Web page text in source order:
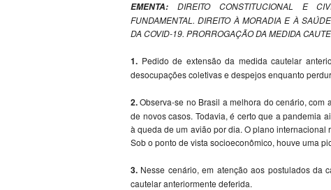
EMENTA: DIREITO CONSTITUCIONAL E
FUNDAMENTAL. DIREITO À MORADIA E À
DA COVID-19. PRORROGAÇÃO DA MEDIDA
1. Pedido de extensão da medida cautelar
desocupações coletivas e despejos enquanto
2.Observa-se no Brasil a melhora do cenário,
de novos casos. Todavia, é certo que a pandemia
à queda de um avião por dia. O plano
Sob o ponto de vista socioeconômico, houve uma
3. Nesse cenário, em atenção aos postulados da
cautelar anteriormente deferida.